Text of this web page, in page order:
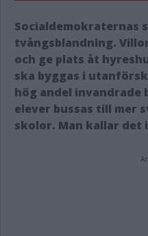
Socialdemokraternas
tvångsblandning.
och ge plats åt
ska byggas i
hög andel invandrade
elever bussas till mer
skolor. Man kallar det